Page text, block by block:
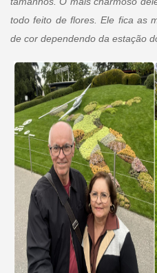
todo feito de flores. Ele fica as
de cor dependendo da estação